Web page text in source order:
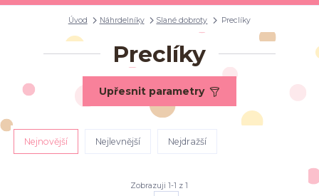
Úvod Náhrdelníky Slané dobroty Preclíky
Preclíky
Upřesnit parametry
Nejnovější Nejlevnější Nejdražší
Zobrazuji 1-1 z 1